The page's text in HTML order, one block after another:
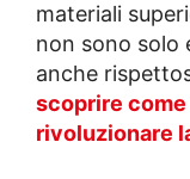
materiali
non sono solo
anche
scoprire
rivoluzionare